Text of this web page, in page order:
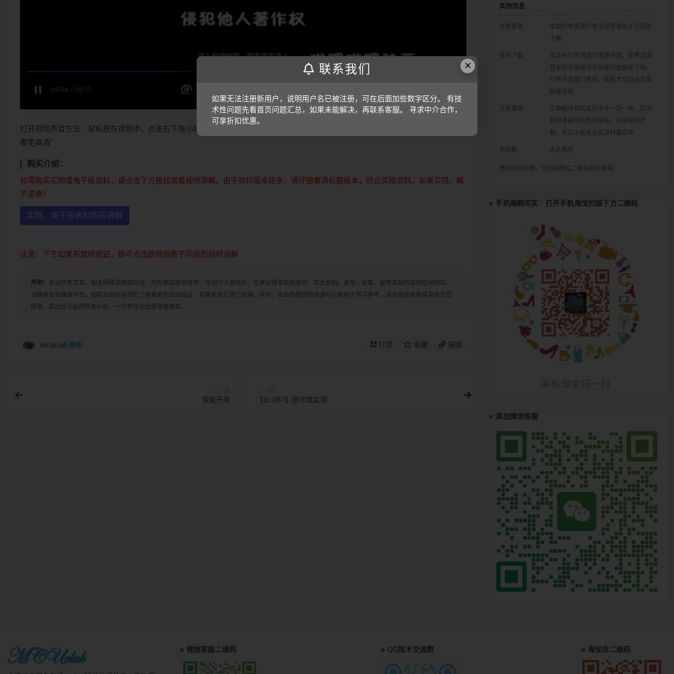
打开视频声音方法：鼠标放在视频中，点击右下角小喇叭图形即可；视频放大后不清晰，可将鼠标放在视频上，点击“进入哔哩哔哩，观
看更高清”
购买介绍：
如需购买实物或电子版资料，请点击下方按钮观看视频讲解。由于资料版本较多，请仔细看清标题版本，防止买错资料，如果买错，概
不退换！
实物、电子版资料购买讲解
注意：下方如果有跳转按钮，即可点击跳转观看不同版的视频讲解
声明： 本站所有文章，如无特殊说明或标注，均为本站原创发布。任何个人或组织，在未征得本站同意时，禁止复制、盗用、采集、发布本站内容到任何网站、
书籍等各类媒体平台。如若本站内容侵犯了原著者的合法权益，可联系我们进行处理。另外，本站所提供的资源均只能用于学习参考，请勿直接商用或其他方式
使用，若由此引起的所有纠纷，一切责任均由使用者承担。
mcuclub 普通 打赏 收藏 链接
智能开关 【dz-087】图书馆监测
其他信息
注册登录
本站所有资源只有注册登录后才可购买
下载
资料下载
本站有付费资源和免费资源，免费资源
登录后可直接出现百度网盘链接下载，
付费资源需付费后，刷新才可弹出百度
网盘链接
注意事项
实物程序和仿真程序不一定一致，因为
有很多模块仿真中没有，只能模拟代
替，所以不能用仿真资料做实物
有效期 永久有效
遇到任何问题，可扫描微信二维码联系客服
手机端购买实：打开手机淘宝扫描下方二维码
添加微信客服
微信客服二维码 QQ技术交流群 淘宝店二维码
×
联系我们
如果无法注册新用户，说明用户名已被注册，可在后面加些数字区分。 有技
术性问题先看首页问题汇总，如果未能解决，再联系客服。 寻求中介合作，
可享折扣优惠。